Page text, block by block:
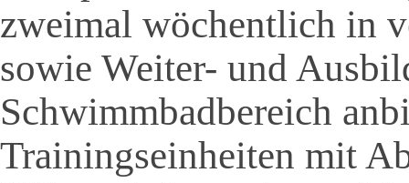
zweimal wöchentlich in
sowie Weiter- und
Schwimmbadbereich
Trainingseinheiten mit